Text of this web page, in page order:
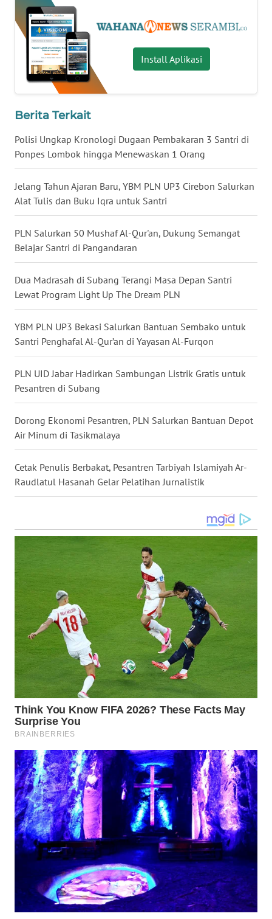
Install Aplikasi
Berita Terkait
Polisi Ungkap Kronologi Dugaan Pembakaran 3 Santri di
Ponpes Lombok hingga Menewaskan 1 Orang
Jelang Tahun Ajaran Baru, YBM PLN UP3 Cirebon Salurkan
Alat Tulis dan Buku Iqra untuk Santri
PLN Salurkan 50 Mushaf Al-Qur'an, Dukung Semangat
Belajar Santri di Pangandaran
Dua Madrasah di Subang Terangi Masa Depan Santri
Lewat Program Light Up The Dream PLN
YBM PLN UP3 Bekasi Salurkan Bantuan Sembako untuk
Santri Penghafal Al-Qur’an di Yayasan Al-Furqon
PLN UID Jabar Hadirkan Sambungan Listrik Gratis untuk
Pesantren di Subang
Dorong Ekonomi Pesantren, PLN Salurkan Bantuan Depot
Air Minum di Tasikmalaya
Cetak Penulis Berbakat, Pesantren Tarbiyah Islamiyah Ar-
Raudlatul Hasanah Gelar Pelatihan Jurnalistik
WN
LAMPUNG
WN
JATENG
WN
WN
JOGJA
WN
JATIM
WN
BALI
WN
KALBAR
KALTENG
KALTARA
KALSEL
KALTIM
WN
GORONTALO
WN
SULUT
WN
MALUKU
MALUT
WN
DAIRI
WN
DANAU
TOBA
WN
NIAS
WN
LANGKAT